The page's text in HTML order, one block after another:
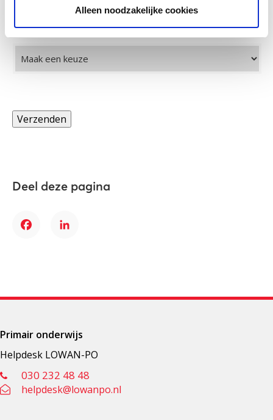
Alleen noodzakelijke cookies
Ben je nog niet geabonneerd op onze digitale
nieuwsbrief LOWANieuws? Meld je dan aan.
Verzenden
Deel deze pagina
FacebookLinkedIn
Primair onderwijs
Helpdesk LOWAN-PO
030 232 48 48
helpdesk@lowanpo.nl